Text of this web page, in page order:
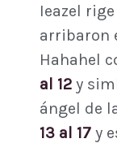
Ieazel
arribaron
Hahahel
al 12 y
ángel de
13 al 17 y